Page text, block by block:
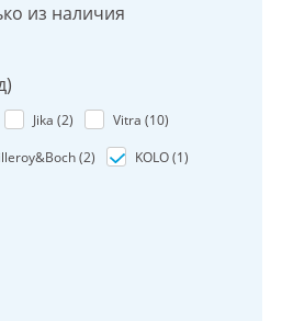
из наличия
Jika (2) Vitra (10)
(2) KOLO (1)